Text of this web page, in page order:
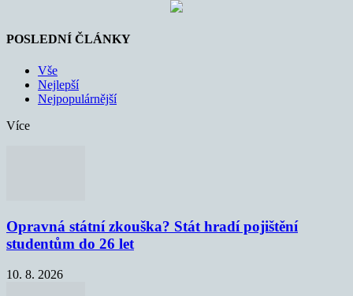
POSLEDNÍ ČLÁNKY
Vše
Nejlepší
Nejpopulárnější
Více
Opravná státní zkouška? Stát hradí pojištění
studentům do 26 let
10. 8. 2026